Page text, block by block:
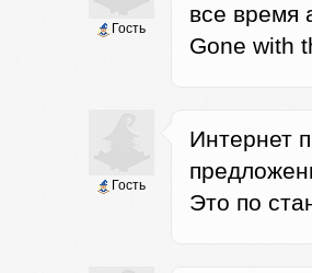
Гость
все время
Gone with
Гость
Интернет
Это по